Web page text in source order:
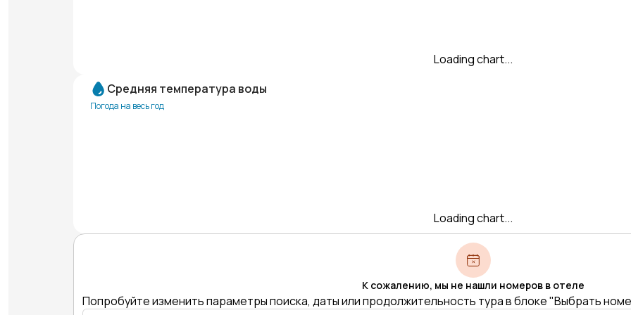
Loading chart...
Средняя температура воды
Погода на весь год
Loading chart...
К сожалению, мы не нашли номеров в отеле
Попробуйте изменить параметры поиска, даты или продолжительность тура в блоке "Выбрать